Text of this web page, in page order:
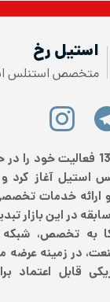
استیل رخ
متخصص استنلس
استیل رخ از سال 1386 فعالیت
استیل آغاز کرد و
ارائه خدمات
در این بازار
به تخصص،
در زمینه عرضه
قابل اعتماد